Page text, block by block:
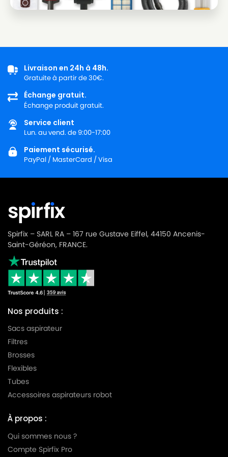
Livraison en 24h à 48h.
Gratuite à partir de 30€.
Échange gratuit.
Échange produit gratuit.
Service client
Lun. au vend. de 9:00-17:00
Paiement sécurisé.
PayPal / MasterCard / Visa
Spirfix – SARL RA – 167 rue Gustave Eiffel, 44150 Ancenis-
Saint-Géréon, FRANCE.
Nos produits :
Sacs aspirateur
Filtres
Brosses
Flexibles
Tubes
Accessoires aspirateurs robot
À propos :
Qui sommes nous ?
Compte Spirfix Pro